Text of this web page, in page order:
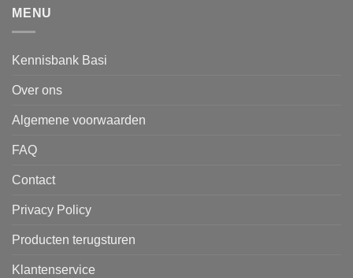
MENU
Kennisbank Basi
Over ons
Algemene voorwaarden
FAQ
Contact
Privacy Policy
Producten terugsturen
Klantenservice